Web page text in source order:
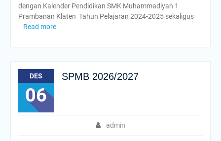
dengan Kalender Pendidikan SMK Muhammadiyah 1
Prambanan Klaten Tahun Pelajaran 2024-2025 sekaligus
Read more
DES
06
SPMB 2026/2027
admin